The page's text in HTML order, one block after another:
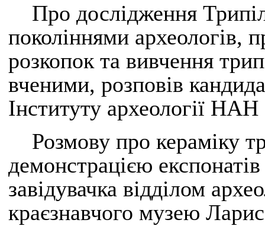
Про дослідження
поколіннями археологів,
розкопок та вивчення
вченими, розповів
Інституту археології
Розмову про кераміку
демонстрацією
завідувачка відділом
краєзнавчого музею